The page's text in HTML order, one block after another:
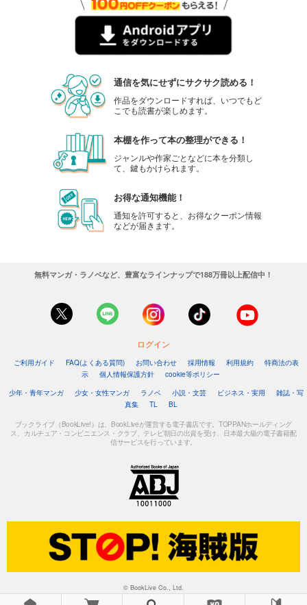
通信を気にせずにサクサク読める！
作品をダウンロードすれば、いつでもど
こでも読書が楽しめます。
本棚を作って本の整理ができる！
ジャンルや作家ごとなどに本を分類し
て、鍵もかけられます。
お得な通知機能！
通知を許可すると、お得なクーポン情報
などが届きます。
無料マンガ・ラノベなど、豊富なラインナップで188万冊以上配信中！
ログイン
ご利用ガイド FAQ(よくある質問) お問い合わせ 採用情報 利用規約
特商法の表
示
個人情報保護方針
cookie等ポリシー
少年・青年マンガ
少女・女性マンガ ラノベ 小説・文芸 ビジネス・実用
雑誌・写
真集
TL BL
ブックライブ（BookLive!）は、BookLiveが運営する電子書店です。TOPPANホールディング
ス、カルチュア・コンビニエンス・クラブ、テレビ朝日の出資を受け、日本最大級の電子書籍配
信サービスを行っています。
© BookLive Co., Ltd.